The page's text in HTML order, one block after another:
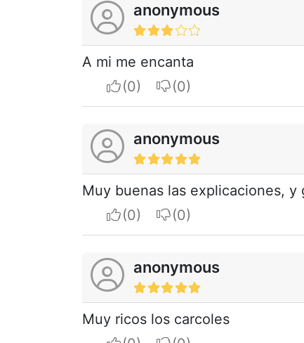
anonymous
A mi me encanta
I apreciateI do not appreciate
anonymous
Muy buenas las explicaciones,
I apreciateI do not appreciate
anonymous
Muy ricos los carcoles